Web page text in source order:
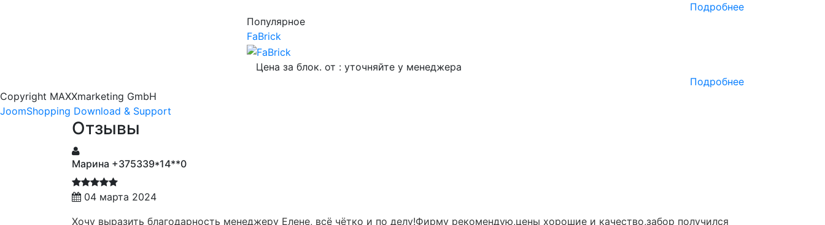
Подробнее
Популярное
FaBrick
Цена за блок. от : уточняйте у менеджера
Подробнее
Copyright MAXXmarketing GmbH
JoomShopping Download & Support
Отзывы
Марина +375339*14**0
04 марта 2024
Хочу выразить благодарность менеджеру Елене, всё чётко и по делу!Фирму рекомендую,цены хорошие и качество,забор получился